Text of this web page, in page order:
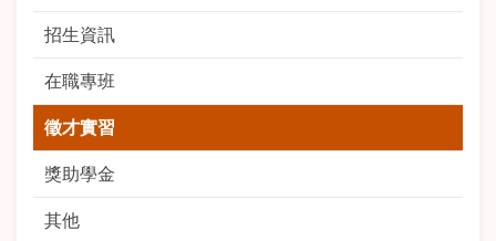
招生資訊
在職專班
徵才實習
獎助學金
其他